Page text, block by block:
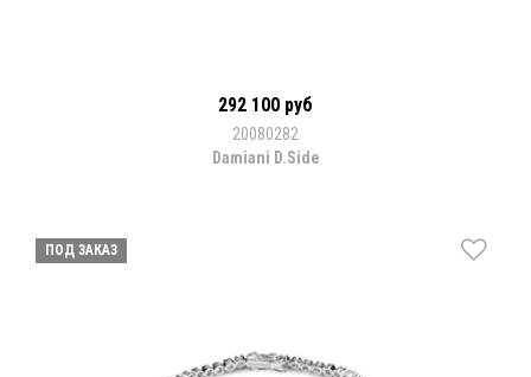
292 100 руб
20080282
Damiani D.Side
ПОД ЗАКАЗ